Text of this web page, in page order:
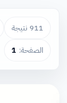
911 نتيجة
الصفحة: 1